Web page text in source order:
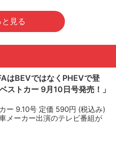
と見る
はBEVではなくPHEVで登
ストカー 9月10日号発売！」
ー 9.10号 定価 590円 (税込み)
メーカー出演のテレビ番組が